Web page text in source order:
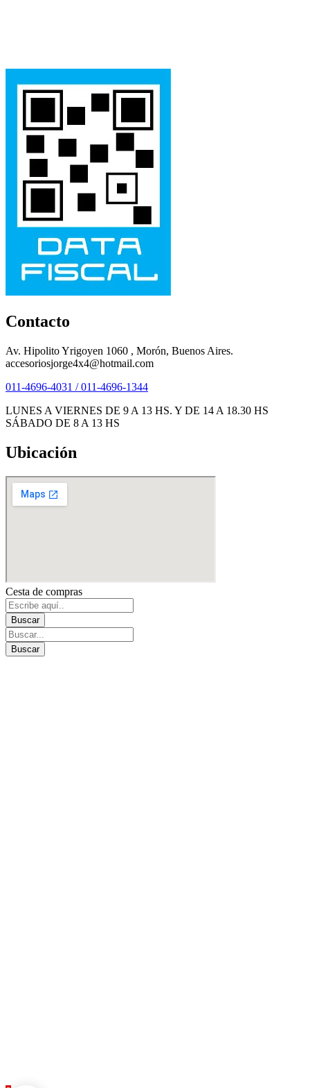
Contacto
Av. Hipolito Yrigoyen 1060 , Morón, Buenos Aires.
accesoriosjorge4x4@hotmail.com
011-4696-4031 / 011-4696-1344
LUNES A VIERNES DE 9 A 13 HS. Y DE 14 A 18.30 HS
SÁBADO DE 8 A 13 HS
Ubicación
Cesta de compras